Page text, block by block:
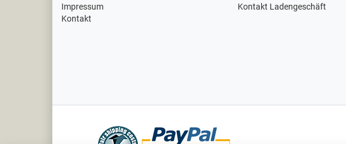
Impressum
Kontakt
Kontakt Ladengeschäft